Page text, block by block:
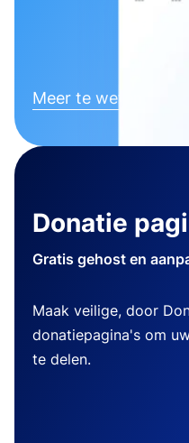
Meer te weten
Donatie
Gratis gehost en
Maak veilige, door
donatiepagina's om
te delen.